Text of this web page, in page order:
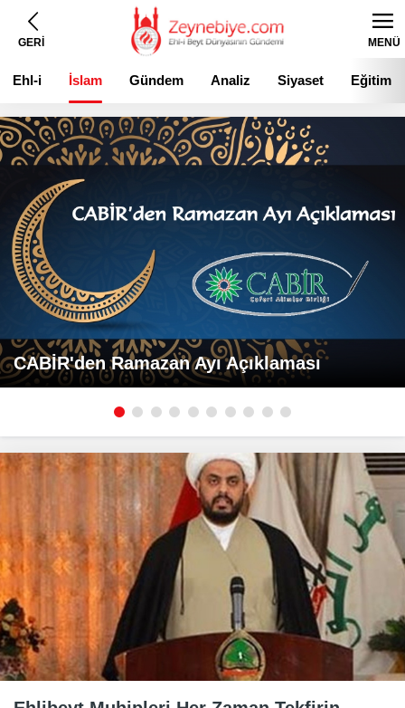
GERİ MENÜ
Ehl-i
Beyt
İslam Gündem Analiz Siyaset Eğitim
CABİR'den Ramazan Ayı Açıklaması